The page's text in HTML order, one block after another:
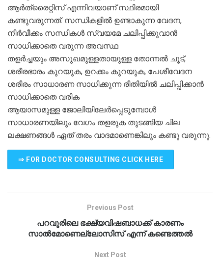
ആർത്രൈറ്റിസ് എന്നിവയാണ് സ്ഥിരമായി
കണ്ടുവരുന്നത്. സന്ധികളിൽ ഉണ്ടാകുന്ന വേദന,
നീർവീക്കം സന്ധികൾ സ്വയമേ ചലിപ്പിക്കുവാൻ
സാധിക്കാതെ വരുന്ന അവസ്ഥ
തളർച്ചയും അസുഖമുള്ളതായുള്ള തോന്നൽ ചൂട്,
ശരീരഭാരം കുറയുക, ഉറക്കം കുറയുക, പേശീവേദന
ശരീരം സാധാരണ സാധിക്കുന്ന രീതിയിൽ ചലിപ്പിക്കാൻ
സാധിക്കാതെ വരിക
ആയാസമുള്ള ജോലിയിലേർപ്പെടുമ്പോൾ
സാധാരണയിലും വേഗം തളരുക തുടങ്ങിയ ചില
ലക്ഷണങ്ങൾ ഏത് തരം വാദമാണെങ്കിലും കണ്ടു വരുന്നു.
⇒ FOR DOCTOR CONSULTING CLICK HERE
Previous Post
പറവൂരിലെ ഭക്ഷ്യവിഷബാധക്ക് കാരണം
സാല്‍മോണെല്ലോസിസ് എന്ന് കണ്ടെത്തല്‍
Next Post